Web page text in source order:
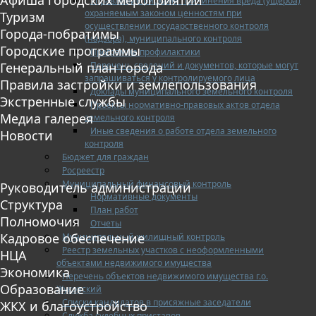
охраняемым законом ценностям при
осуществлении государственного контроля
(надзора), муниципального контроля
Программа профилактики
Перечень сведений и документов, которые могут
запрашиваться у контролируемого лица
Доклады муниципального земельного контроля
Проекты нормативно-правовых актов отдела
земельного контроля
Иные сведения о работе отдела земельного
контроля
Бюджет для граждан
Росреестр
Муниципальный финансовый контроль
Нормативные документы
План работ
Отчеты
Муниципальный жилищный контроль
Реестр земельных участков с неоформленными
объектами недвижимого имущества
Перечень объектов недвижимого имущества г.о.
Жуковский
Списки кандидатов в присяжные заседатели
Туризм
Города-побратимы
Городские программы
Генеральный план города
Правила застройки и землепользования
Экстренные службы
Медиа галерея
Новости
Руководитель администрации
Структура
Полномочия
Кадровое обеспечение
НЦА
Экономика
Образование
ЖКХ и благоустройство